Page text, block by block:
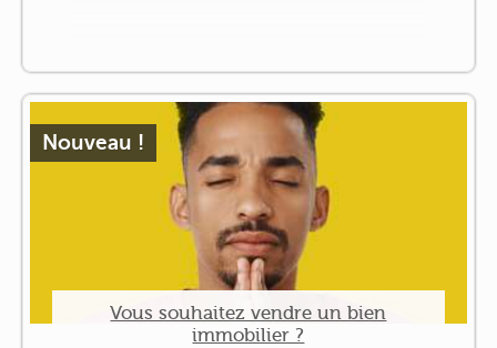
Nouveau !
Vous souhaitez vendre un bien
immobilier ?